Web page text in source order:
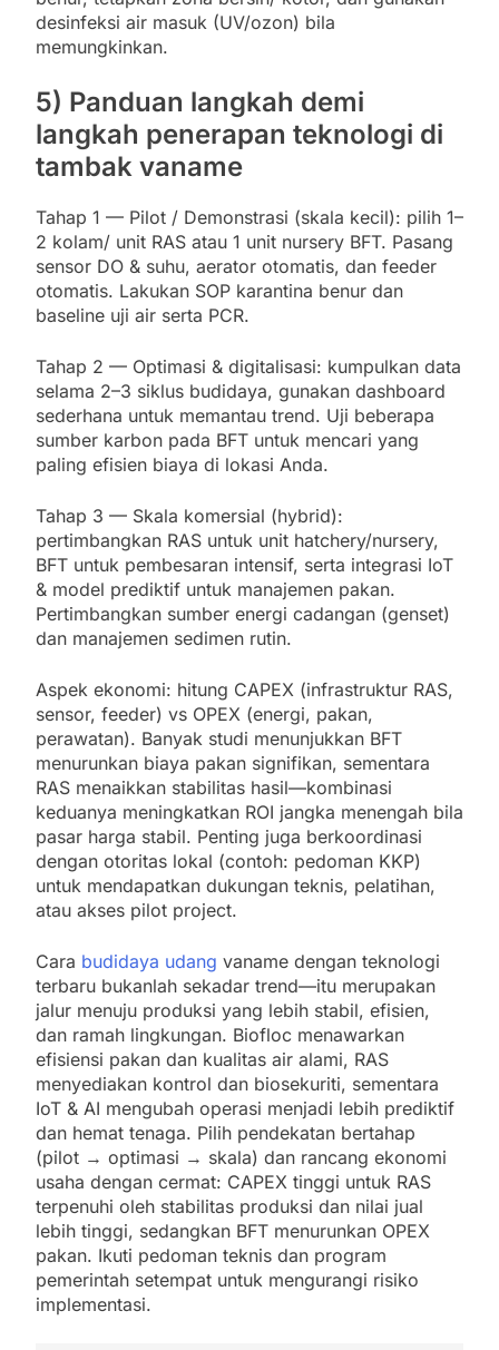
desinfeksi air masuk (UV/ozon) bila
memungkinkan.
5) Panduan langkah demi
langkah penerapan teknologi di
tambak vaname
Tahap 1 — Pilot / Demonstrasi (skala kecil): pilih 1–
2 kolam/ unit RAS atau 1 unit nursery BFT. Pasang
sensor DO & suhu, aerator otomatis, dan feeder
otomatis. Lakukan SOP karantina benur dan
baseline uji air serta PCR.
Tahap 2 — Optimasi & digitalisasi: kumpulkan data
selama 2–3 siklus budidaya, gunakan dashboard
sederhana untuk memantau trend. Uji beberapa
sumber karbon pada BFT untuk mencari yang
paling efisien biaya di lokasi Anda.
Tahap 3 — Skala komersial (hybrid):
pertimbangkan RAS untuk unit hatchery/nursery,
BFT untuk pembesaran intensif, serta integrasi IoT
& model prediktif untuk manajemen pakan.
Pertimbangkan sumber energi cadangan (genset)
dan manajemen sedimen rutin.
Aspek ekonomi: hitung CAPEX (infrastruktur RAS,
sensor, feeder) vs OPEX (energi, pakan,
perawatan). Banyak studi menunjukkan BFT
menurunkan biaya pakan signifikan, sementara
RAS menaikkan stabilitas hasil—kombinasi
keduanya meningkatkan ROI jangka menengah bila
pasar harga stabil. Penting juga berkoordinasi
dengan otoritas lokal (contoh: pedoman KKP)
untuk mendapatkan dukungan teknis, pelatihan,
atau akses pilot project.
Cara budidaya udang vaname dengan teknologi
terbaru bukanlah sekadar trend—itu merupakan
jalur menuju produksi yang lebih stabil, efisien,
dan ramah lingkungan. Biofloc menawarkan
efisiensi pakan dan kualitas air alami, RAS
menyediakan kontrol dan biosekuriti, sementara
IoT & AI mengubah operasi menjadi lebih prediktif
dan hemat tenaga. Pilih pendekatan bertahap
(pilot → optimasi → skala) dan rancang ekonomi
usaha dengan cermat: CAPEX tinggi untuk RAS
terpenuhi oleh stabilitas produksi dan nilai jual
lebih tinggi, sedangkan BFT menurunkan OPEX
pakan. Ikuti pedoman teknis dan program
pemerintah setempat untuk mengurangi risiko
implementasi.